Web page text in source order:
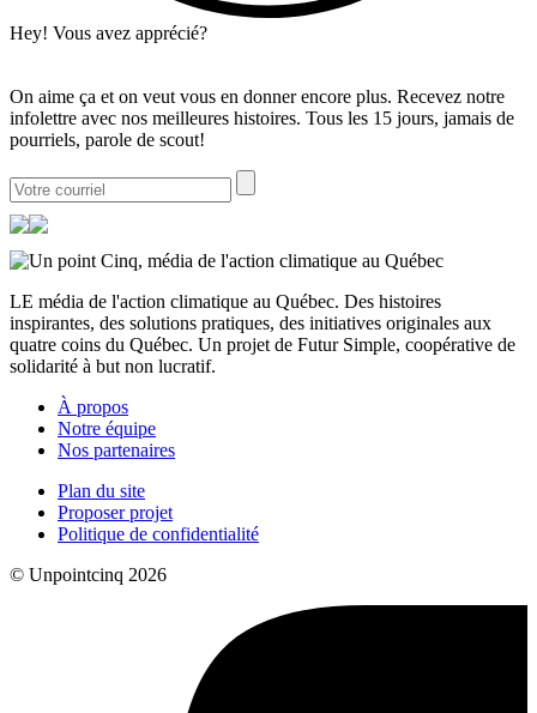
Hey! Vous avez apprécié?
On aime ça et on veut vous en donner encore plus. Recevez notre
infolettre avec nos meilleures histoires. Tous les 15 jours, jamais de
pourriels, parole de scout!
LE média de l'action climatique au Québec. Des histoires
inspirantes, des solutions pratiques, des initiatives originales aux
quatre coins du Québec. Un projet de Futur Simple, coopérative de
solidarité à but non lucratif.
À propos
Notre équipe
Nos partenaires
Plan du site
Proposer projet
Politique de confidentialité
© Unpointcinq 2026